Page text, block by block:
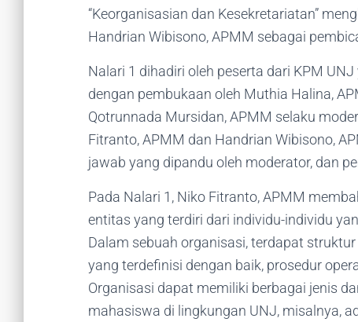
“Keorganisasian dan Kesekretariatan”
Handrian Wibisono, APMM sebagai
Nalari 1 dihadiri oleh peserta dari KPM
dengan pembukaan oleh Muthia Halina,
Qotrunnada Mursidan, APMM selaku
Fitranto, APMM dan Handrian Wibisono,
jawab yang dipandu oleh moderator, dan
Pada Nalari 1, Niko Fitranto, APMM
entitas yang terdiri dari individu-individu
Dalam sebuah organisasi, terdapat
yang terdefinisi dengan baik, prosedur
Organisasi dapat memiliki berbagai jenis
mahasiswa di lingkungan UNJ, misalnya,